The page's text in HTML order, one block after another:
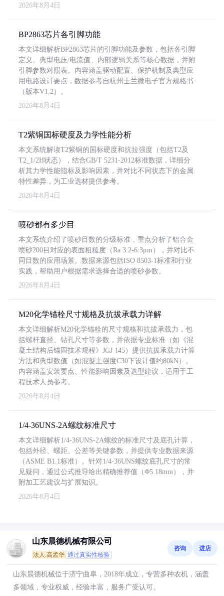
2026年8月4日
BP2863芯片各引脚功能
本文详细解析BP2863芯片的引脚功能及参数，包括各引脚
定义、典型电压/电流值、内部逻辑关系等核心数据，并附
引脚参数对照表。内容涵盖驱动配置、保护机制及典型应
用电路设计要点，数据参考自杭州士兰微电子官方规格书
（版本V1.2）。
2026年8月4日
T2紫铜国标硬度及力学性能分析
本文系统解读T2紫铜的国标硬度和抗拉强度（包括T2及
T2_1/2H状态），结合GB/T 5231-2012标准数据，详细分
析其力学性能指标及影响因素，并对比不同状态下的金属
特性差异，为工业选材提供参考。
2026年8月4日
喷砂都有多少目
本文系统介绍了喷砂目数的分级标准，重点分析了铝合金
喷砂200目对应的表面粗糙度（Ra 3.2-6.3μm），并对比不
同目数的应用场景。数据来源包括ISO 8503-1标准和行业
实践，帮助用户根据需求选择合适的喷砂参数。
2026年8月4日
M20化学锚栓尺寸规格及抗拔承载力详解
本文详细解析M20化学锚栓的尺寸规格和抗拔承载力，包
括螺杆直径、钻孔尺寸等参数，并依据专业标准（如《混
凝土结构后锚固技术规程》JGJ 145）提供抗拔承载力计算
方法和典型数值（如混凝土强度C30下设计值约80kN）。
内容涵盖安装要点、性能影响因素及选型建议，适用于工
程技术人员参考。
2026年8月4日
1/4-36UNS-2A螺纹标准尺寸
本文详细解析1/4-36UNS-2A螺纹的标准尺寸及底孔计算，
包括外径、螺距、公差等关键参数，并提供专业数据来源
（ASME B1.1标准）。针对1/4-36UNS螺纹底孔尺寸的常
见疑问，通过公式推导给出精确推荐值（Φ5.18mm），并
附加工艺建议与扩展知识。
2026年8月4日
山东晨德机械有限公司
法人:高孟华 通过真实性核验
咨询 进店
山东晨德机械位于济宁曲阜，2018年成立，专营多种农机，涵盖
多领域，专业权威，经验丰富，服务广受认可。